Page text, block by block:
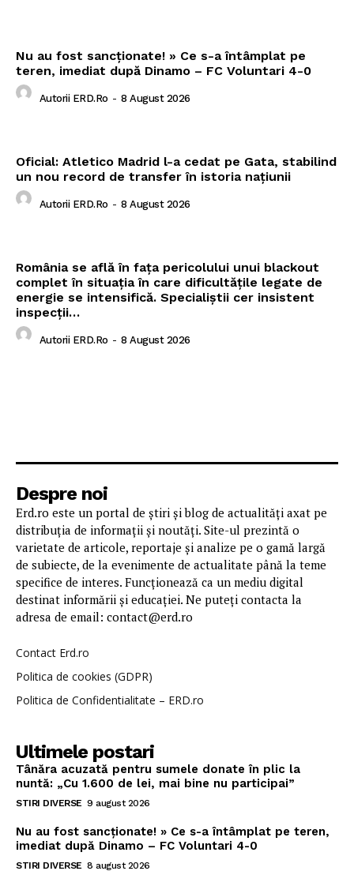
Nu au fost sancționate! » Ce s-a întâmplat pe
teren, imediat după Dinamo – FC Voluntari 4-0
Autorii ERD.ro - 8 August 2026
Oficial: Atletico Madrid l-a cedat pe Gata, stabilind
un nou record de transfer în istoria națiunii
Autorii ERD.ro - 8 August 2026
România se află în fața pericolului unui blackout
complet în situația în care dificultățile legate de
energie se intensifică. Specialiștii cer insistent
inspecții…
Autorii ERD.ro - 8 August 2026
Despre noi
Erd.ro este un portal de știri și blog de actualități axat pe
distribuția de informații și noutăți. Site-ul prezintă o
varietate de articole, reportaje și analize pe o gamă largă
de subiecte, de la evenimente de actualitate până la teme
specifice de interes. Funcționează ca un mediu digital
destinat informării și educației. Ne puteți contacta la
adresa de email: contact@erd.ro
Contact Erd.ro
Politica de cookies (GDPR)
Politica de Confidentialitate – ERD.ro
Ultimele postari
Tânăra acuzată pentru sumele donate în plic la
nuntă: „Cu 1.600 de lei, mai bine nu participai”
STIRI DIVERSE 9 august 2026
Nu au fost sancționate! » Ce s-a întâmplat pe teren,
imediat după Dinamo – FC Voluntari 4-0
STIRI DIVERSE 8 august 2026